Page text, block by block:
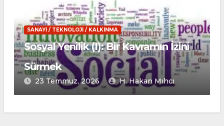
SANAYI / TEKNOLOJI / KALKINMA
Sanayileşme Biçimleri ve Türkiye
23 Temmuz, 2026 Emine Tahsin